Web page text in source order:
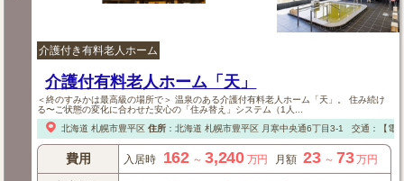
介護付き有料老人ホーム
介護付有料老人ホーム「天」
＜終のすみかは最高級の場所で＞ 温泉のある介護付有料老人ホーム「天」。 住み続け
る〜ご状態の変化に合わせた安心の「住み替え」システム（1人...
北海道 札幌市豊平区 住所： 北海道 札幌市豊平区月寒中央通6丁目3-1 交通：【電
費用 入居時 162～3,240 万円 月額 23～ 73万円